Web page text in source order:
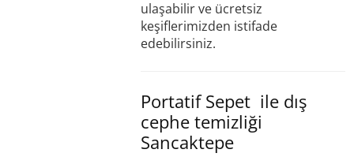
ulaşabilir ve ücretsiz
keşiflerimizden istifade
edebilirsiniz.
Portatif Sepet ile dış
cephe temizliği
Sancaktepe